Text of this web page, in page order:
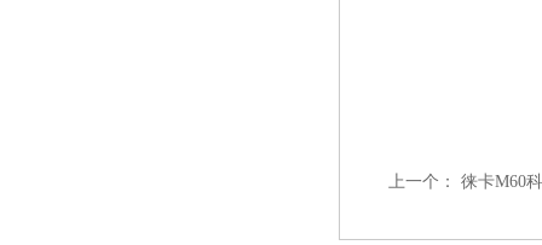
上一个： 徕卡M60